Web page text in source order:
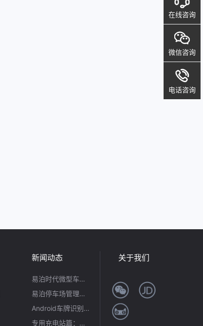
新闻动态
易泊时代微型车牌识别模组：小体积大能量，引领嵌入式识别新潮流
易泊停车场管理系统：不止合规开票，更是智慧运营全场景解决方案
Android车牌识别首选！易泊时代让移动识牌高效又便捷
专用充电站篇：易泊时代智能方案破解“占位困局”，筑牢充电自由防线
关于我们
在线咨询
微信咨询
电话咨询